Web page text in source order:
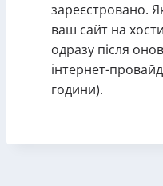
зареєстровано.
ваш сайт на
одразу після
інтернет-
години).